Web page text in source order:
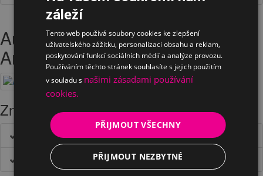
Autorizovaný prodej značky
Antares
Značka nabízí následující sortiment
Ergonomické židle
Kancelářské židle
záleží
Tento web používá soubory cookies ke zlepšení
uživatelského zážitku, personalizaci obsahu a reklam,
poskytování funkcí sociálních médií a analýze provozu.
Používáním těchto stránek souhlasíte s jejich použitím
v souladu s našimi zásadami používání
cookies.
PŘIJMOUT VŠECHNY
PŘIJMOUT NEZBYTNÉ